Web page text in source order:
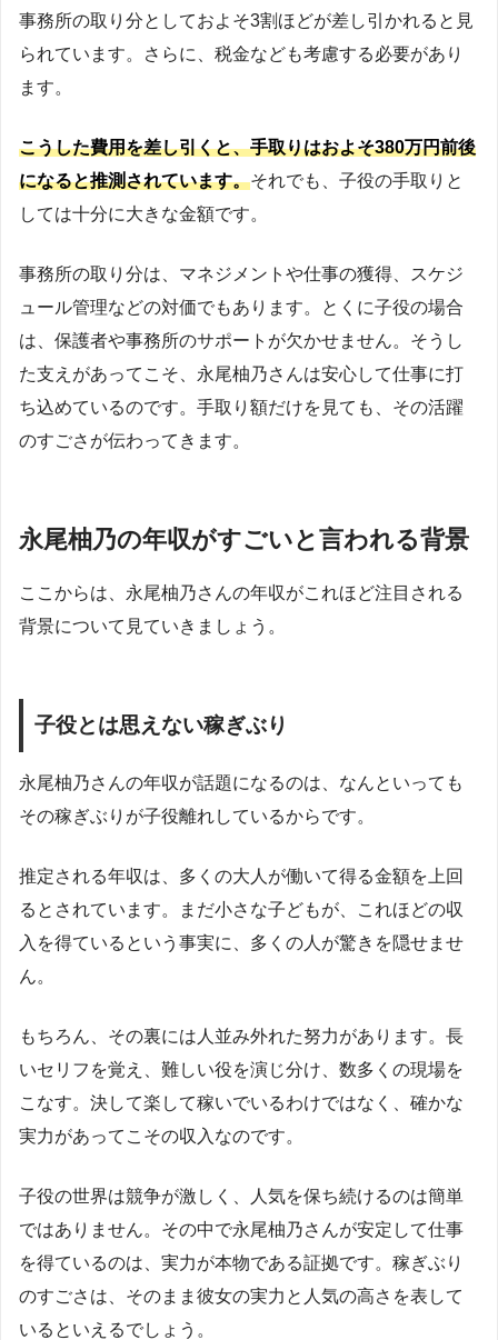
事務所の取り分としておよそ3割ほどが差し引かれると見
られています。さらに、税金なども考慮する必要があり
ます。
こうした費用を差し引くと、手取りはおよそ380万円前後
になると推測されています。それでも、子役の手取りと
しては十分に大きな金額です。
事務所の取り分は、マネジメントや仕事の獲得、スケジ
ュール管理などの対価でもあります。とくに子役の場合
は、保護者や事務所のサポートが欠かせません。そうし
た支えがあってこそ、永尾柚乃さんは安心して仕事に打
ち込めているのです。手取り額だけを見ても、その活躍
のすごさが伝わってきます。
永尾柚乃の年収がすごいと言われる背景
ここからは、永尾柚乃さんの年収がこれほど注目される
背景について見ていきましょう。
子役とは思えない稼ぎぶり
永尾柚乃さんの年収が話題になるのは、なんといっても
その稼ぎぶりが子役離れしているからです。
推定される年収は、多くの大人が働いて得る金額を上回
るとされています。まだ小さな子どもが、これほどの収
入を得ているという事実に、多くの人が驚きを隠せませ
ん。
もちろん、その裏には人並み外れた努力があります。長
いセリフを覚え、難しい役を演じ分け、数多くの現場を
こなす。決して楽して稼いでいるわけではなく、確かな
実力があってこその収入なのです。
子役の世界は競争が激しく、人気を保ち続けるのは簡単
ではありません。その中で永尾柚乃さんが安定して仕事
を得ているのは、実力が本物である証拠です。稼ぎぶり
のすごさは、そのまま彼女の実力と人気の高さを表して
いるといえるでしょう。